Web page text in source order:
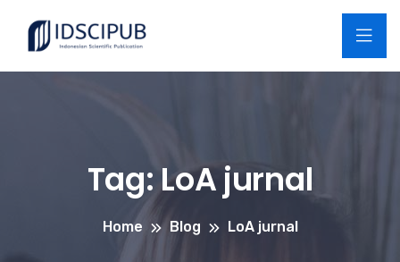
Tag: LoA jurnal
Home Blog LoA jurnal